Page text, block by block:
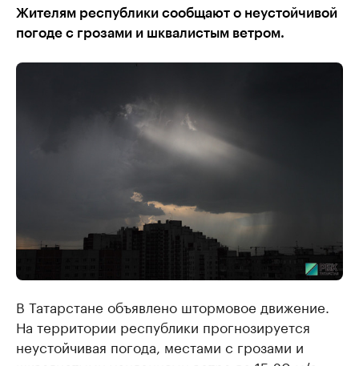
Жителям республики сообщают о неустойчивой
погоде с грозами и шквалистым ветром.
В Татарстане объявлено штормовое движение.
На территории республики прогнозируется
неустойчивая погода, местами с грозами и